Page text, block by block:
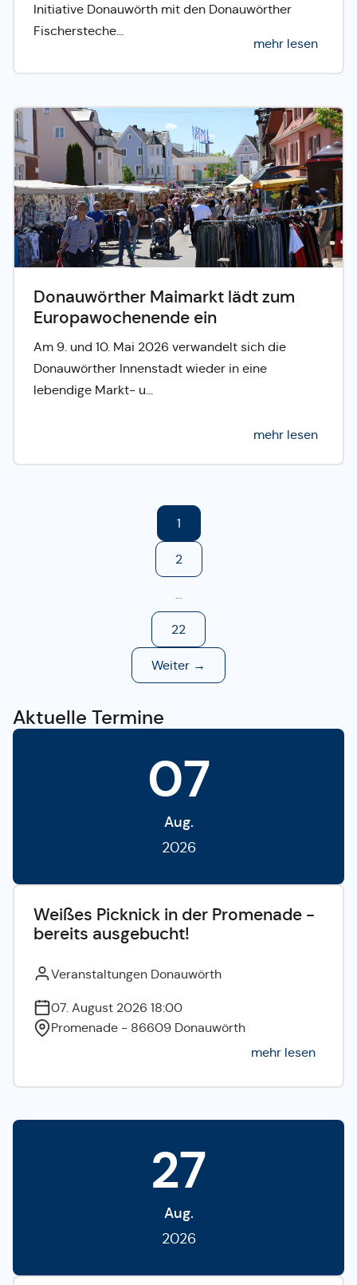
Initiative Donauwörth mit den Donauwörther
Fischersteche...
mehr lesen
Donauwörther Maimarkt lädt zum
Europawochenende ein
Am 9. und 10. Mai 2026 verwandelt sich die
Donauwörther Innenstadt wieder in eine
lebendige Markt- u...
mehr lesen
1
2
22
Weiter →
Aktuelle Termine
07
Aug.
2026
Weißes Picknick in der Promenade -
bereits ausgebucht!
Veranstaltungen Donauwörth
07. August 2026 18:00
Promenade - 86609 Donauwörth
mehr lesen
27
Aug.
2026